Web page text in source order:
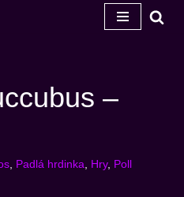
–
, Padlá hrdinka, Hry, Poll